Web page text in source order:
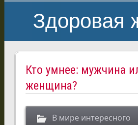
Здоровая
Кто умнее: мужчина
женщина?
В мире интересного